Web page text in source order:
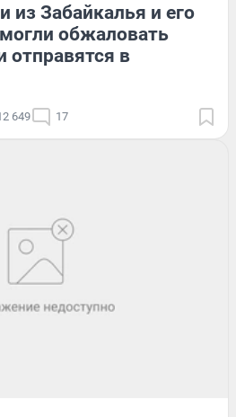
из Забайкалья и его
обжаловать
отправятся в
649 17